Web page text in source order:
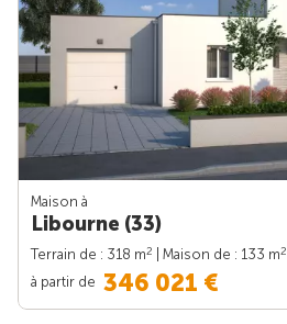
Maison à
Libourne (33)
Terrain de : 318 m2 | Maison de : 133 m2
à partir de 346 021 €